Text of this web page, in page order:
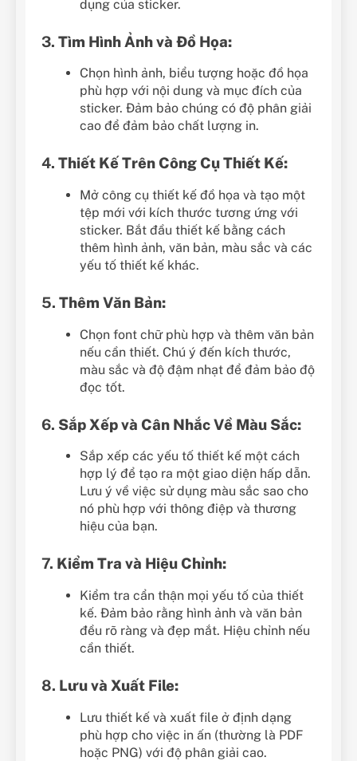
dụng của sticker.
3. Tìm Hình Ảnh và Đồ Họa:
Chọn hình ảnh, biểu tượng hoặc đồ họa
phù hợp với nội dung và mục đích của
sticker. Đảm bảo chúng có độ phân giải
cao để đảm bảo chất lượng in.
4. Thiết Kế Trên Công Cụ Thiết Kế:
Mở công cụ thiết kế đồ họa và tạo một
tệp mới với kích thước tương ứng với
sticker. Bắt đầu thiết kế bằng cách
thêm hình ảnh, văn bản, màu sắc và các
yếu tố thiết kế khác.
5. Thêm Văn Bản:
Chọn font chữ phù hợp và thêm văn bản
nếu cần thiết. Chú ý đến kích thước,
màu sắc và độ đậm nhạt để đảm bảo độ
đọc tốt.
6. Sắp Xếp và Cân Nhắc Về Màu Sắc:
Sắp xếp các yếu tố thiết kế một cách
hợp lý để tạo ra một giao diện hấp dẫn.
Lưu ý về việc sử dụng màu sắc sao cho
nó phù hợp với thông điệp và thương
hiệu của bạn.
7. Kiểm Tra và Hiệu Chỉnh:
Kiểm tra cẩn thận mọi yếu tố của thiết
kế. Đảm bảo rằng hình ảnh và văn bản
đều rõ ràng và đẹp mắt. Hiệu chỉnh nếu
cần thiết.
8. Lưu và Xuất File:
Lưu thiết kế và xuất file ở định dạng
phù hợp cho việc in ấn (thường là PDF
hoặc PNG) với độ phân giải cao.